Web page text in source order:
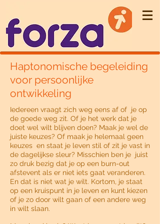
Haptonomische begeleiding
voor persoonlijke
ontwikkeling
Iedereen vraagt zich weg eens af of je op
de goede weg zit. Of je het werk dat je
doet wel wilt blijven doen? Maak je wel de
juiste keuzes? Of maak je helemaal geen
keuzes en staat je leven stil of zit je vast in
de dagelijkse sleur? Misschien ben je juist
zo druk bezig dat je op een burn-out
afstevent als er niet iets gaat veranderen.
En dat is niet wat je wilt. Kortom, je staat
op een kruispunt in je leven en kunt kiezen
of je zo door wilt gaan of een andere weg
in wilt slaan.